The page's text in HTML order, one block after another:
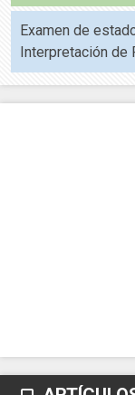
Examen de
Interpretación de